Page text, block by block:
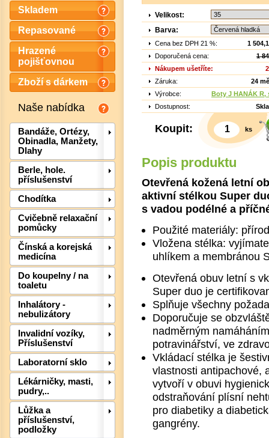
Skladem
Repasované
Hrazené
pojišťovnou
Zboží s dárkem
Naše nabídka
Bandáže, Ortézy,
Obinadla, Manžety,
Dlahy
Berle, hole.
příslušenství
Chodítka
Cvičebně relaxační
pomůcky
Čínská a korejská
medicína
Do koupelny / na
toaletu
Inhalátory -
nebulizátory
Invalidní vozíky,
Příslušenství
Laboratorní sklo
Lékárničky, masti,
pudry,..
Lůžka a
příslušenství,
podložky
Velikost:
Barva:
Cena bez DPH 21 %:
1
Doporučená cena:
1
Nákupem ušetříte:
Záruka:
24
Výrobce:
Boty J HANÁK R,
Dostupnost:
Koupit: ks
Popis produktu
Otevřená kožená letní
aktivní stélkou Super
s vadou podélné a
Použité materiály:
Vložena stélka:
uhlíkem a membránou
Otevřená obuv letní s
Super duo je
Splňuje všechny
Doporučuje se
nadměrným
potravinářství, ve
Vkládací stélka je
vlastnosti antipachové,
vytvoří v obuvi
odstraňování plísní
pro diabetiky a
gangrény.